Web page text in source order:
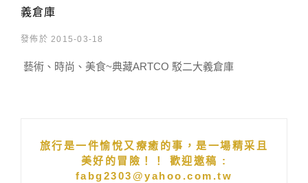
義倉庫
發佈於 2015-03-18
藝術、時尚、美食~典藏ARTCO 駁二大義倉庫
旅行是一件愉悅又療癒的事，是一場精采且
美好的冒險！！ 歡迎邀稿 :
fabg2303@yahoo.com.tw